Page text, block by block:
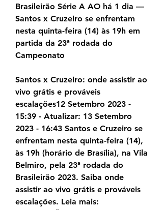
Brasileirão Série A AO há 1 dia —
Santos x Cruzeiro se enfrentam
nesta quinta-feira (14) às 19h em
partida da 23ª rodada do
Campeonato
Santos x Cruzeiro: onde assistir ao
vivo grátis e prováveis
escalações12 Setembro 2023 -
15:39 - Atualizar: 13 Setembro
2023 - 16:43 Santos e Cruzeiro se
enfrentam nesta quinta-feira (14),
às 19h (horário de Brasília), na Vila
Belmiro, pela 23ª rodada do
Brasileirão 2023. Saiba onde
assistir ao vivo grátis e prováveis
escalações. Leia mais: